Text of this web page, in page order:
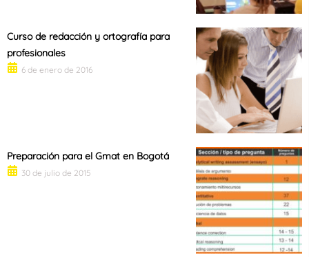
Curso de redacción y ortografía para
profesionales
6 de enero de 2016
Preparación para el Gmat en Bogotá
30 de julio de 2015